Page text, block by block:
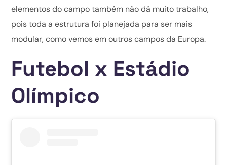
elementos do campo também não dá muito trabalho,
pois toda a estrutura foi planejada para ser mais
modular, como vemos em outros campos da Europa.
Futebol x Estádio
Olímpico